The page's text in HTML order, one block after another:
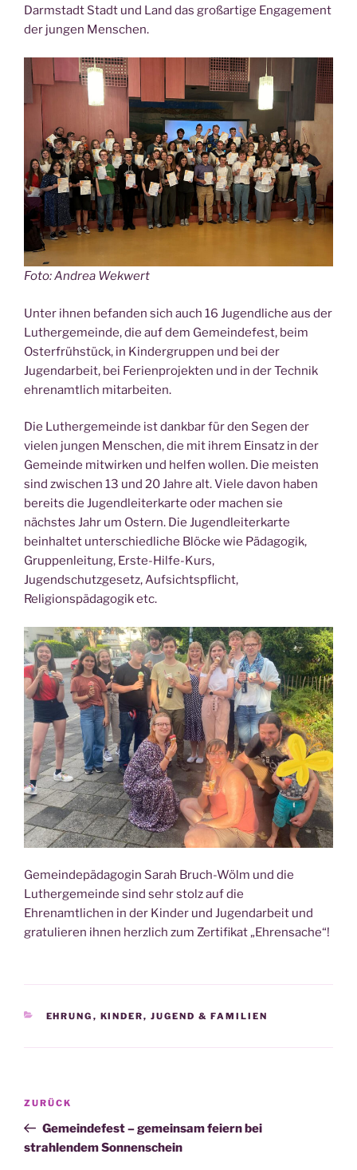
Darmstadt Stadt und Land das großartige Engagement
der jungen Menschen.
Foto: Andrea Wekwert
Unter ihnen befanden sich auch 16 Jugendliche aus der
Luthergemeinde, die auf dem Gemeindefest, beim
Osterfrühstück, in Kindergruppen und bei der
Jugendarbeit, bei Ferienprojekten und in der Technik
ehrenamtlich mitarbeiten.
Die Luthergemeinde ist dankbar für den Segen der
vielen jungen Menschen, die mit ihrem Einsatz in der
Gemeinde mitwirken und helfen wollen. Die meisten
sind zwischen 13 und 20 Jahre alt. Viele davon haben
bereits die Jugendleiterkarte oder machen sie
nächstes Jahr um Ostern. Die Jugendleiterkarte
beinhaltet unterschiedliche Blöcke wie Pädagogik,
Gruppenleitung, Erste-Hilfe-Kurs,
Jugendschutzgesetz, Aufsichtspflicht,
Religionspädagogik etc.
Gemeindepädagogin Sarah Bruch-Wölm und die
Luthergemeinde sind sehr stolz auf die
Ehrenamtlichen in der Kinder und Jugendarbeit und
gratulieren ihnen herzlich zum Zertifikat „Ehrensache“!
KATEGORIEN
EHRUNG , KINDER, JUGEND & FAMILIEN
Beitragsnavigation
Vorheriger
Beitrag
ZURÜCK
Gemeindefest – gemeinsam feiern bei
strahlendem Sonnenschein